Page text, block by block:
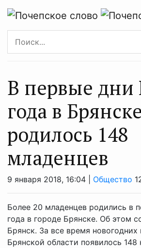
В первые дни
года в Брянске
родилось 148
младенцев
9 января 2018, 16:04 | Общество
Более 20 младенцев родились в
года в городе Брянске. Об этом
Брянск. За все время новогодних
Брянской области появилось